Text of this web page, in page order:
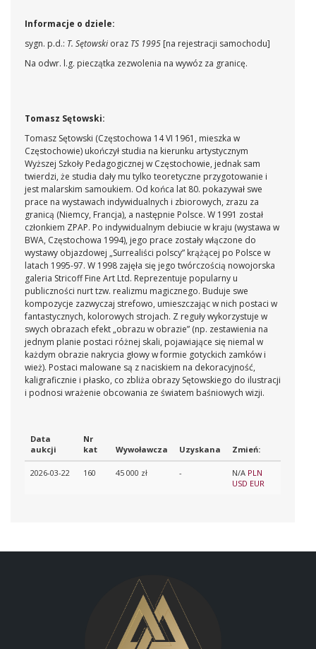
Informacje o dziele:
sygn. p.d.: T. Sętowski oraz TS 1995 [na rejestracji samochodu]
Na odwr. l.g. pieczątka zezwolenia na wywóz za granicę.
Tomasz Sętowski:
Tomasz Sętowski (Częstochowa 14 VI 1961, mieszka w
Częstochowie) ukończył studia na kierunku artystycznym
Wyższej Szkoły Pedagogicznej w Częstochowie, jednak sam
twierdzi, że studia dały mu tylko teoretyczne przygotowanie i
jest malarskim samoukiem. Od końca lat 80. pokazywał swe
prace na wystawach indywidualnych i zbiorowych, zrazu za
granicą (Niemcy, Francja), a następnie Polsce. W 1991 został
członkiem ZPAP. Po indywidualnym debiucie w kraju (wystawa w
BWA, Częstochowa 1994), jego prace zostały włączone do
wystawy objazdowej „Surrealiści polscy” krążącej po Polsce w
latach 1995-97. W 1998 zajęła się jego twórczością nowojorska
galeria Stricoff Fine Art Ltd. Reprezentuje popularny u
publiczności nurt tzw. realizmu magicznego. Buduje swe
kompozycje zazwyczaj strefowo, umieszczając w nich postaci w
fantastycznych, kolorowych strojach. Z reguły wykorzystuje w
swych obrazach efekt „obrazu w obrazie” (np. zestawienia na
jednym planie postaci różnej skali, pojawiające się niemal w
każdym obrazie nakrycia głowy w formie gotyckich zamków i
wież). Postaci malowane są z naciskiem na dekoracyjność,
kaligraficznie i płasko, co zbliża obrazy Sętowskiego do ilustracji
i podnosi wrażenie obcowania ze światem baśniowych wizji.
Data
aukcji
Nr
kat
Wywoławcza Uzyskana Zmień:
2026-03-22 160 45 000 zł - N/A PLN
USD EUR